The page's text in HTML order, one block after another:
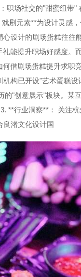
职场社交的"甜蜜纽带
剧元素**为设计灵感
设计的剧场蛋糕往往
能提升职场好感度。
借剧场蛋糕提升求职
构已开设"艺术蛋糕
"创意展示"板块。某
**行业洞察**： 关注
良渚文化设计国